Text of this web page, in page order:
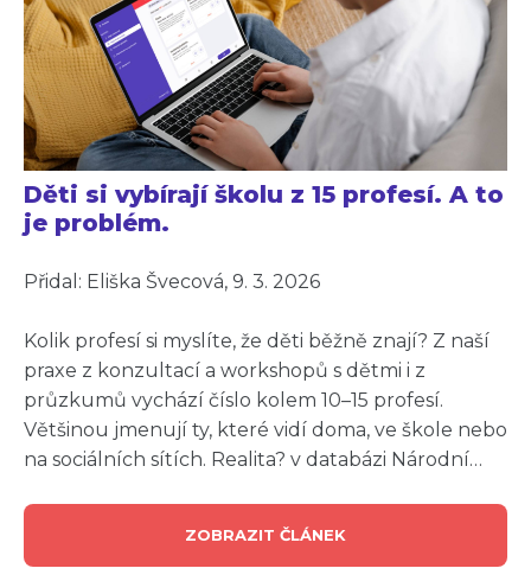
Děti si vybírají školu z 15 profesí. A to
je problém.
Přidal: Eliška Švecová, 9. 3. 2026
Kolik profesí si myslíte, že děti běžně znají? Z naší
praxe z konzultací a workshopů s dětmi i z
průzkumů vychází číslo kolem 10–15 profesí.
Většinou jmenují ty, které vidí doma, ve škole nebo
na sociálních sítích. Realita? v databázi Národní…
ZOBRAZIT ČLÁNEK